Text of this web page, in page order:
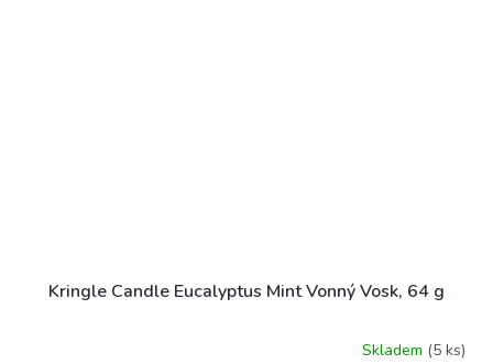
Kringle Candle Eucalyptus Mint Vonný Vosk, 64 g
Skladem (5 ks)